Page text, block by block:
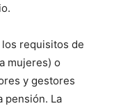
requisitos de
mujeres) o
y gestores
pensión. La